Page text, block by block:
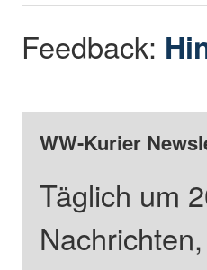
Feedback:
WW-Kurier
Täglich um